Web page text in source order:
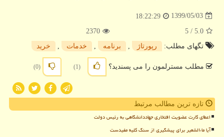
1399/05/03
18:22:29
5.0
/ 5
2370
تگهای مطلب:
رپورتاژ برنامه خدمات خرید
مطلب مسترلمون را می پسندید؟ (1)
(0)
تازه ترین مطالب مرتبط
اعطای کارت عضویت افتخاری جهاددانشگاهی به رئیس دولت
آیا ماءالشعیر برای پیشگیری از سنگ کلیه مفیدست